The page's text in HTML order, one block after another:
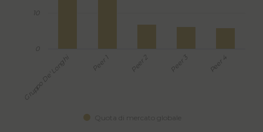
Gruppo De' Longhi Peer 1 Peer 2 Peer 3 Peer 4
0
10